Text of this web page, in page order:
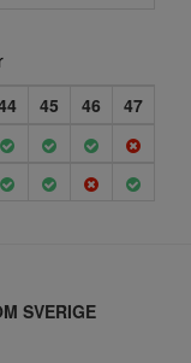
45 46
47
SVERIGE